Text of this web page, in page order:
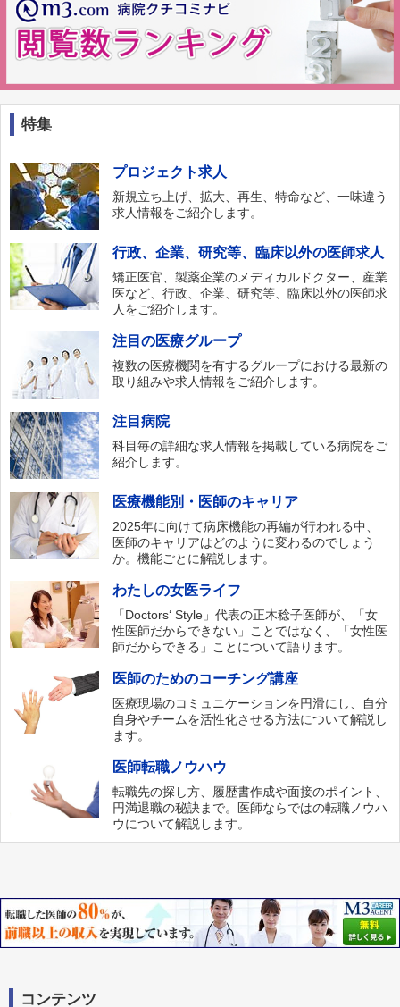
特集
プロジェクト求人
新規立ち上げ、拡大、再生、特命など、一味違う
求人情報をご紹介します。
行政、企業、研究等、臨床以外の医師求人
矯正医官、製薬企業のメディカルドクター、産業
医など、行政、企業、研究等、臨床以外の医師求
人をご紹介します。
注目の医療グループ
複数の医療機関を有するグループにおける最新の
取り組みや求人情報をご紹介します。
注目病院
科目毎の詳細な求人情報を掲載している病院をご
紹介します。
医療機能別・医師のキャリア
2025年に向けて病床機能の再編が行われる中、
医師のキャリアはどのように変わるのでしょう
か。機能ごとに解説します。
わたしの女医ライフ
「Doctors‘ Style」代表の正木稔子医師が、「女
性医師だからできない」ことではなく、「女性医
師だからできる」ことについて語ります。
医師のためのコーチング講座
医療現場のコミュニケーションを円滑にし、自分
自身やチームを活性化させる方法について解説し
ます。
医師転職ノウハウ
転職先の探し方、履歴書作成や面接のポイント、
円満退職の秘訣まで。医師ならではの転職ノウハ
ウについて解説します。
コンテンツ